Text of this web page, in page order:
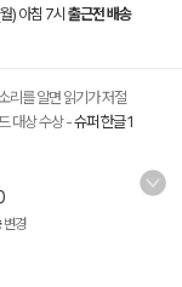
) 아침 7시 출근전 배송
리를 알면 읽기가 저절
대상 수상-슈퍼 한글 1
변경